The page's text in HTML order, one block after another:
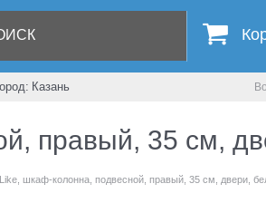
Казань
правый, 35 см,
шкаф-колонна, подвесной, правый, 35 см, двери,